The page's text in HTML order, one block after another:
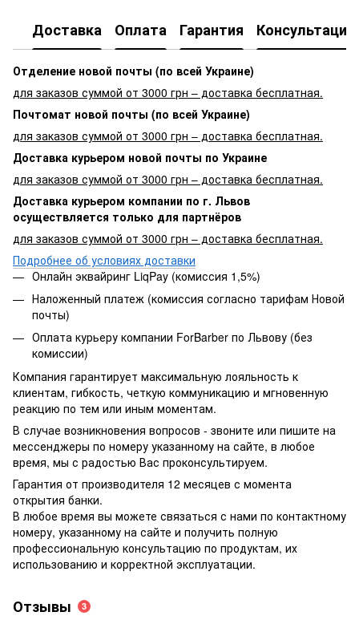
Доставка Оплата Гарантия Консультация
Отделение новой почты (по всей Украине)
для заказов суммой от 3000 грн – доставка бесплатная.
Почтомат новой почты (по всей Украине)
для заказов суммой от 3000 грн – доставка бесплатная.
Доставка курьером новой почты по Украине
для заказов суммой от 3000 грн – доставка бесплатная.
Доставка курьером компании по г. Львов
осуществляется только для партнёров
для заказов суммой от 3000 грн – доставка бесплатная.
Подробнее об условиях доставки
Онлайн эквайринг LiqPay (комиссия 1,5%)
Наложенный платеж (комиссия согласно тарифам Новой
почты)
Оплата курьеру компании ForBarber по Львову (без
комиссии)
Компания гарантирует максимальную лояльность к
клиентам, гибкость, четкую коммуникацию и мгновенную
реакцию по тем или иным моментам.
В случае возникновения вопросов - звоните или пишите на
мессенджеры по номеру указанному на сайте, в любое
время, мы с радостью Вас проконсультируем.
Гарантия от производителя 12 месяцев с момента
открытия банки.
В любое время вы можете связаться с нами по контактному
номеру, указанному на сайте и получить полную
профессиональную консультацию по продуктам, их
использованию и корректной эксплуатации.
Отзывы 3